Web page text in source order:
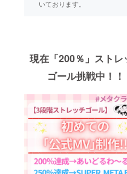
いております。
現在「200％」ストレ
ゴール挑戦中！！